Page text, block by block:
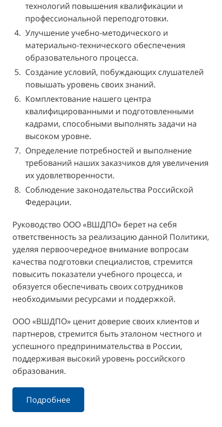
технологий повышения квалификации и
профессиональной переподготовки.
Улучшение учебно-методического и
материально-технического обеспечения
образовательного процесса.
Создание условий, побуждающих слушателей
повышать уровень своих знаний.
Комплектование нашего центра
квалифицированными и подготовленными
кадрами, способными выполнять задачи на
высоком уровне.
Определение потребностей и выполнение
требований наших заказчиков для увеличения
их удовлетворенности.
Соблюдение законодательства Российской
Федерации.
Руководство ООО «ВШДПО» берет на себя
ответственность за реализацию данной Политики,
уделяя первоочередное внимание вопросам
качества подготовки специалистов, стремится
повысить показатели учебного процесса, и
обязуется обеспечивать своих сотрудников
необходимыми ресурсами и поддержкой.
ООО «ВШДПО» ценит доверие своих клиентов и
партнеров, стремится быть эталоном честного и
успешного предпринимательства в России,
поддерживая высокий уровень российского
образования.
Подробнее